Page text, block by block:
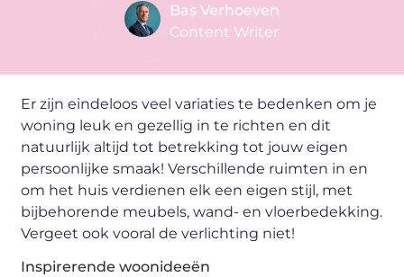
Bas Verhoeven
Content Writer
Er zijn eindeloos veel variaties te bedenken om je
woning leuk en gezellig in te richten en dit
natuurlijk altijd tot betrekking tot jouw eigen
persoonlijke smaak! Verschillende ruimten in en
om het huis verdienen elk een eigen stijl, met
bijbehorende meubels, wand- en vloerbedekking.
Vergeet ook vooral de verlichting niet!
Inspirerende woonideeën